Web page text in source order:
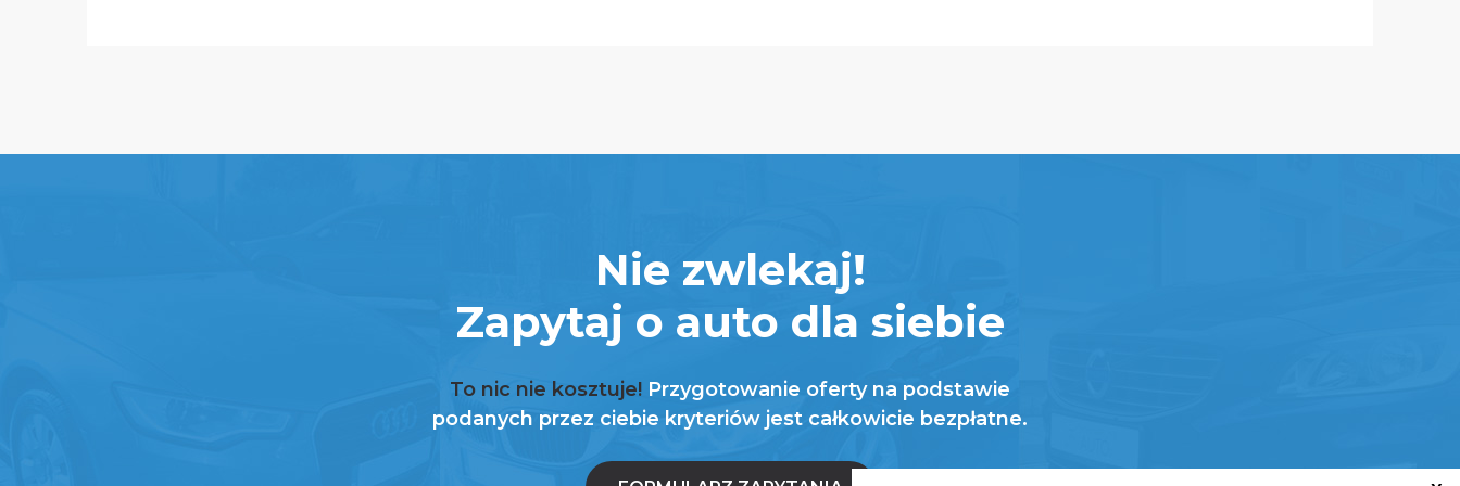
Nie zwlekaj!
Zapytaj o auto dla siebie
To nic nie kosztuje! Przygotowanie oferty na podstawie
podanych przez ciebie kryteriów jest całkowicie bezpłatne.